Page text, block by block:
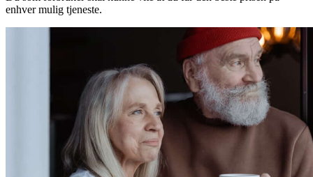
enhver mulig tjeneste.